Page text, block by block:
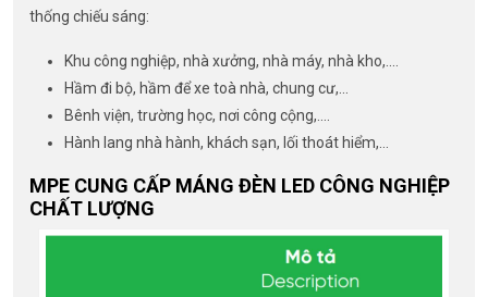
thống chiếu sáng:
Khu công nghiệp, nhà xưởng, nhà máy, nhà kho,….
Hầm đi bộ, hầm để xe toà nhà, chung cư,…
Bênh viện, trường học, nơi công cộng,….
Hành lang nhà hành, khách sạn, lối thoát hiểm,…
MPE CUNG CẤP MÁNG ĐÈN LED CÔNG NGHIỆP
CHẤT LƯỢNG